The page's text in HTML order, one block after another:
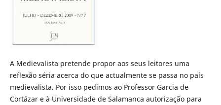
A Medievalista pretende propor aos seus leitores uma
reflexão séria acerca do que actualmente se passa no país
medievalista. Por isso pedimos ao Professor Garcia de
Cortázar e à Universidade de Salamanca autorização para